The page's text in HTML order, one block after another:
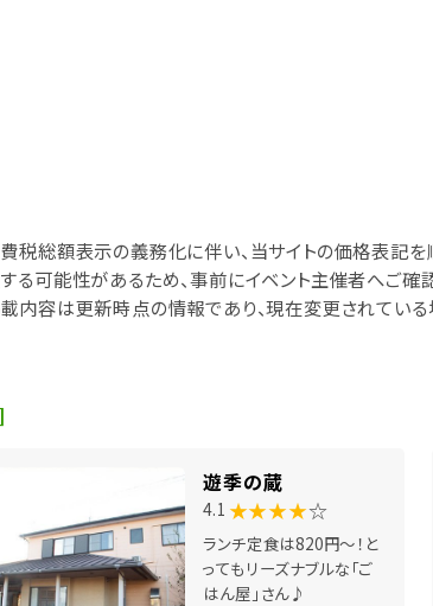
税総額表示の義務化に伴い、当サイトの価格表記
る可能性があるため、事前にイベント主催者へご確認
内容は更新時点の情報であり、現在変更されている
遊季の蔵
4.1 ★★★★☆
ランチ定食は820円～！と
ってもリーズナブルな「ご
はん屋」さん♪